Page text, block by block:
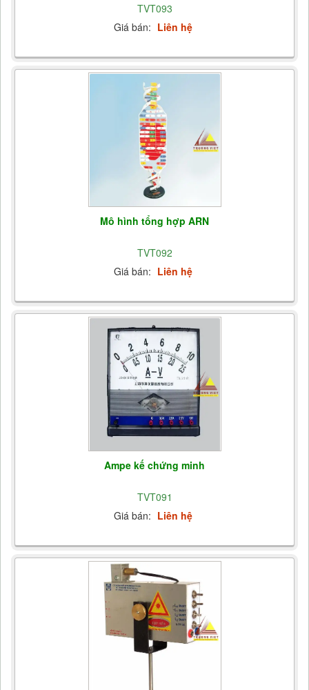
TVT093
Giá bán: Liên hệ
Mô hình tổng hợp ARN
TVT092
Giá bán: Liên hệ
Ampe kế chứng minh
TVT091
Giá bán: Liên hệ